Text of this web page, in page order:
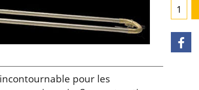
pour les